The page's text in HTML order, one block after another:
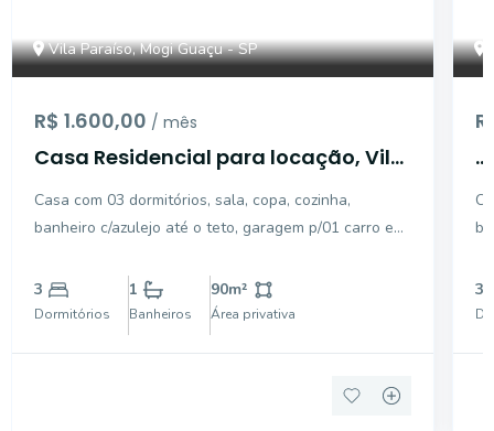
Vila Paraíso, Mogi Guaçu - SP
R$ 1.600,00 / mês
Casa Residencial para locação, Vila
Casa com 03 dormitórios, sala, copa, cozinha,
banheiro c/azulejo até o teto, garagem p/01 carro e
cerâmico e tacos, área construída 90 m².
3
Dormitórios
1
Banheiros
90m²
Área privativa
...
3